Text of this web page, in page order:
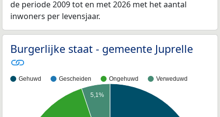
de periode 2009 tot en met 2026 met het aantal
inwoners per levensjaar.
Burgerlijke staat - gemeente Juprelle
Gehuwd Gescheiden Ongehuwd Verweduwd
5,1%